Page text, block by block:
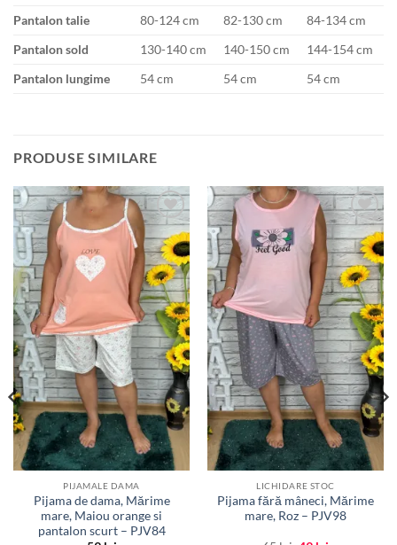
Pantalon talie
80-124 cm 82-130 cm
84-134 cm
Pantalon sold
130-140 cm 140-150 cm
144-154 cm
Pantalon lungime
54 cm 54 cm 54 cm
PRODUSE SIMILARE
Adauga
la
favorite
PIJAMALE DAMA
Pijama de dama, Mărime
mare, Maiou orange si
pantalon scurt – PJV84
Adauga
la
favorite
LICHIDARE STOC
Pijama fără mâneci, Mărime
mare, Roz – PJV98